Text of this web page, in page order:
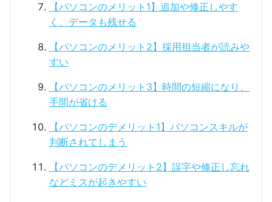
【パソコンのメリット1】追加や修正しやす
く、データも残せる
【パソコンのメリット2】採用担当者が読みや
すい
【パソコンのメリット3】時間の短縮になり、
手間が省ける
【パソコンのデメリット1】パソコンスキルが
判断されてしまう
【パソコンのデメリット2】誤字や修正し忘れ
などミスが起きやすい